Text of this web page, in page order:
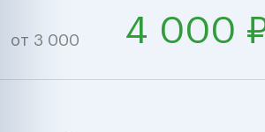
от 3 000 4 000